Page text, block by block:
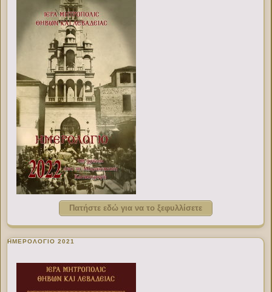
Πατήστε εδώ για να το ξεφυλλίσετε
ΗΜΕΡΟΛΟΓΙΟ 2021